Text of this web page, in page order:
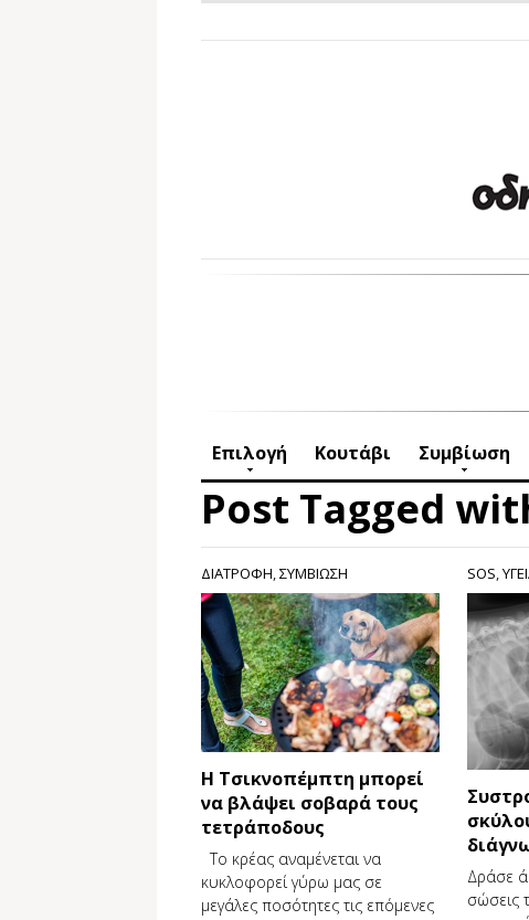
Επιλογή Κουτάβι Συμβίωση
Post Tagged
ΔΙΑΤΡΟΦΗ,ΣΥΜΒΙΩΣΗ
Η Τσικνοπέμπτη μπορεί
να βλάψει σοβαρά τους
τετράποδους
Το κρέας αναμένεται να
κυκλοφορεί γύρω μας σε
μεγάλες ποσότητες τις επόμενες
SOS,
Δράσε
σώσεις